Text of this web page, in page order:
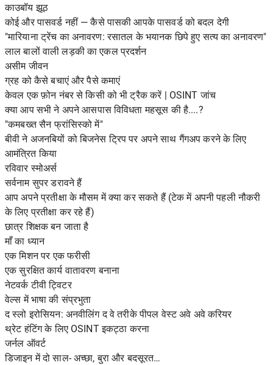
काउबॉय झूठ
कोई और पासवर्ड नहीं — कैसे पासकी आपके पासवर्ड को बदल देगी
"मारियाना ट्रेंच का अनावरण: रसातल के भयानक छिपे हुए सत्य का अनावरण"
लाल बालों वाली लड़की का एकल प्रदर्शन
असीम जीवन
ग्रह को कैसे बचाएं और पैसे कमाएं
केवल एक फ़ोन नंबर से किसी को भी ट्रैक करें | OSINT जांच
क्या आप सभी ने अपने आसपास विविधता महसूस की है....?
"कमबख्त सैन फ्रांसिस्को में"
बीवी ने अजनबियों को बिजनेस ट्रिप पर अपने साथ गैंगअप करने के लिए
आमंत्रित किया
रविवार स्मोअर्स
सर्वनाम सुपर डरावने हैं
आप अपने प्रतीक्षा के मौसम में क्या कर सकते हैं (टेक में अपनी पहली नौकरी
के लिए प्रतीक्षा कर रहे हैं)
छात्र शिक्षक बन जाता है
माँ का ध्यान
एक मिशन पर एक फरीसी
एक सुरक्षित कार्य वातावरण बनाना
नेटवर्क टीवी ट्विटर
वेल्स में भाषा की संप्रभुता
द स्लो इरोसियन: अनवीलिंग द वे तरीके पीपल वेस्ट अवे अवे करियर
थ्रेट हंटिंग के लिए OSINT इकट्ठा करना
जर्नल ऑवर्ट
डिजाइन में दो साल- अच्छा, बुरा और बदसूरत…